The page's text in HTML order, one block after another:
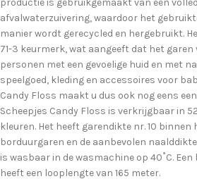
productie is gebruikgemaakt van een
afvalwaterzuivering, waardoor het
manier wordt gerecycled en hergebruikt.
71-3 keurmerk, wat aangeeft dat het garen
personen met een gevoelige huid en met
speelgoed, kleding en accessoires voor
Candy Floss maakt u dus ook nog eens
Scheepjes Candy Floss is verkrijgbaar in
kleuren. Het heeft garendikte nr. 10
borduurgaren en de aanbevolen naalddikte
is wasbaar in de wasmachine op 40˚C.
heeft een looplengte van 165 meter.